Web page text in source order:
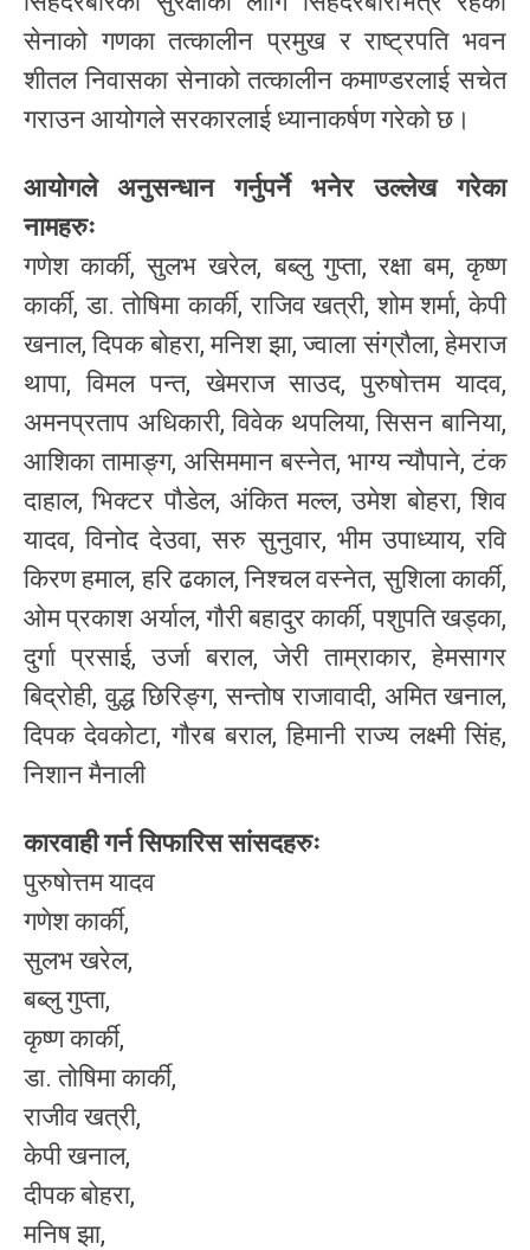
सेनाको गणका तत्कालीन प्रमुख र राष्ट्रपति भवन
शीतल निवासका सेनाको तत्कालीन कमाण्डरलाई सचेत
गराउन आयोगले सरकारलाई ध्यानाकर्षण गरेको छ।
आयोगले अनुसन्धान गर्नुपर्ने भनेर उल्लेख गरेका
नामहरुः
गणेश कार्की, सुलभ खरेल, बब्लु गुप्ता, रक्षा बम, कृष्ण
कार्की, डा. तोषिमा कार्की, राजिव खत्री, शोम शर्मा, केपी
खनाल, दिपक बोहरा, मनिश झा, ज्वाला संग्रौला, हेमराज
थापा, विमल पन्त, खेमराज साउद, पुरुषोत्तम यादव,
अमनप्रताप अधिकारी, विवेक थपलिया, सिसन बानिया,
आशिका तामाङ्ग, असिममान बस्नेत, भाग्य न्यौपाने, टंक
दाहाल, भिक्टर पौडेल, अंकित मल्ल, उमेश बोहरा, शिव
यादव, विनोद देउवा, सरु सुनुवार, भीम उपाध्याय, रवि
किरण हमाल, हरि ढकाल, निश्चल वस्नेत, सुशिला कार्की,
ओम प्रकाश अर्याल, गौरी बहादुर कार्की, पशुपति खड्का,
दुर्गा प्रसाई, उर्जा बराल, जेरी ताम्राकार, हेमसागर
बिद्रोही, वुद्ध छिरिङ्ग, सन्तोष राजावादी, अमित खनाल,
दिपक देवकोटा, गौरब बराल, हिमानी राज्य लक्ष्मी सिंह,
निशान मैनाली
कारवाही गर्न सिफारिस सांसदहरुः
पुरुषोत्तम यादव
गणेश कार्की,
सुलभ खरेल,
बब्लु गुप्ता,
कृष्ण कार्की,
डा. तोषिमा कार्की,
राजीव खत्री,
केपी खनाल,
दीपक बोहरा,
मनिष झा,